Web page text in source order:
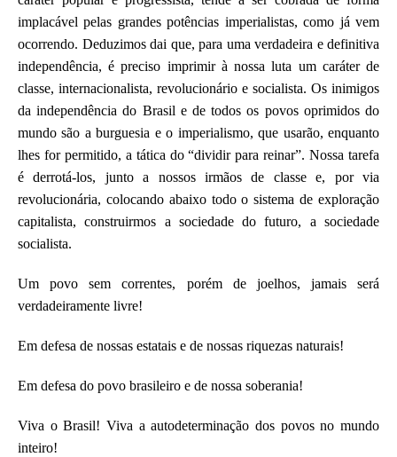
implacável pelas grandes potências imperialistas, como já vem
ocorrendo. Deduzimos dai que, para uma verdadeira e definitiva
independência, é preciso imprimir à nossa luta um caráter de
classe, internacionalista, revolucionário e socialista. Os inimigos
da independência do Brasil e de todos os povos oprimidos do
mundo são a burguesia e o imperialismo, que usarão, enquanto
lhes for permitido, a tática do “dividir para reinar”. Nossa tarefa
é derrotá-los, junto a nossos irmãos de classe e, por via
revolucionária, colocando abaixo todo o sistema de exploração
capitalista, construirmos a sociedade do futuro, a sociedade
socialista.
Um povo sem correntes, porém de joelhos, jamais será
verdadeiramente livre!
Em defesa de nossas estatais e de nossas riquezas naturais!
Em defesa do povo brasileiro e de nossa soberania!
Viva o Brasil! Viva a autodeterminação dos povos no mundo
inteiro!